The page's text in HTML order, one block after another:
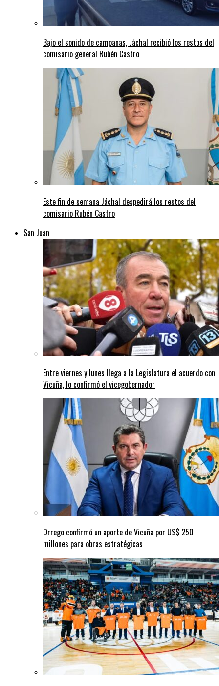
Bajo el sonido de campanas, Jáchal recibió los restos del
comisario general Rubén Castro
Este fin de semana Jáchal despedirá los restos del
comisario Rubén Castro
San Juan
Entre viernes y lunes llega a la Legislatura el acuerdo con
Vicuña, lo confirmó el vicegobernador
Orrego confirmó un aporte de Vicuña por US$ 250
millones para obras estratégicas